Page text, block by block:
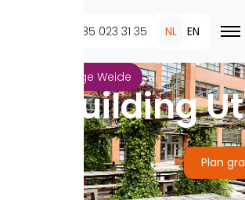
+31 (0)85 023 31 35 NL EN
Utrecht Lage Weide
U-Building
Plan